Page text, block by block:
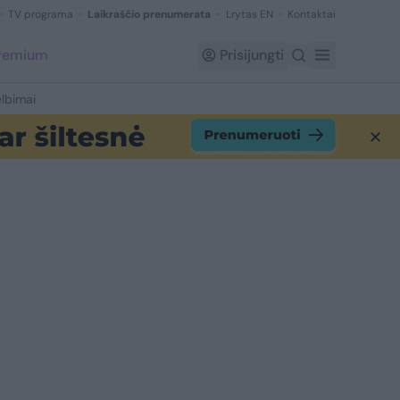
TV programa Laikraščio prenumerata Lrytas EN Kontaktai
Prisijungti